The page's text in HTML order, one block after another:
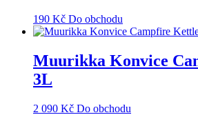
190 Kč Do obchodu
Muurikka Konvice
3L
2 090 Kč Do obchodu